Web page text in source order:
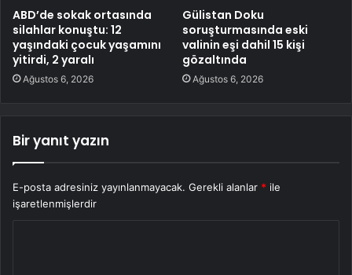
ABD’de sokak ortasında
silahlar konuştu: 12
yaşındaki çocuk yaşamını
yitirdi, 2 yaralı
Ağustos 6, 2026
Gülistan Doku
soruşturmasında eski
valinin eşi dahil 15 kişi
gözaltında
Ağustos 6, 2026
Bir yanıt yazın
E-posta adresiniz yayınlanmayacak. Gerekli alanlar * ile
işaretlenmişlerdir